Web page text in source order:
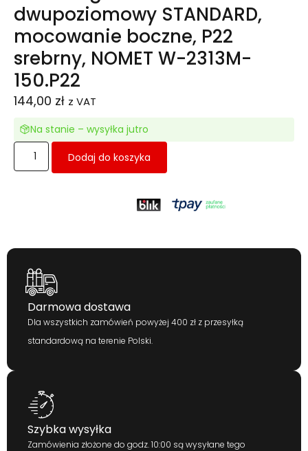
dwupoziomowy STANDARD,
mocowanie boczne, P22
srebrny, NOMET W-2313M-
150.P22
144,00 zł z VAT
Na stanie – wysyłka jutro
Dodaj do koszyka
Darmowa dostawa
Dla wszystkich zamówień powyżej 400 zł z przesyłką
standardową na terenie Polski.
Szybka wysyłka
Zamówienia złożone do godz. 10:00 są wysyłane tego